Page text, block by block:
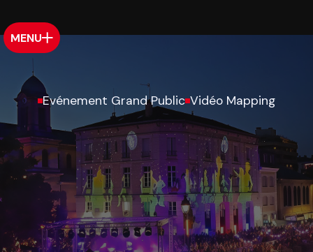
MENU
Evénement Grand Public Vidéo Mapping